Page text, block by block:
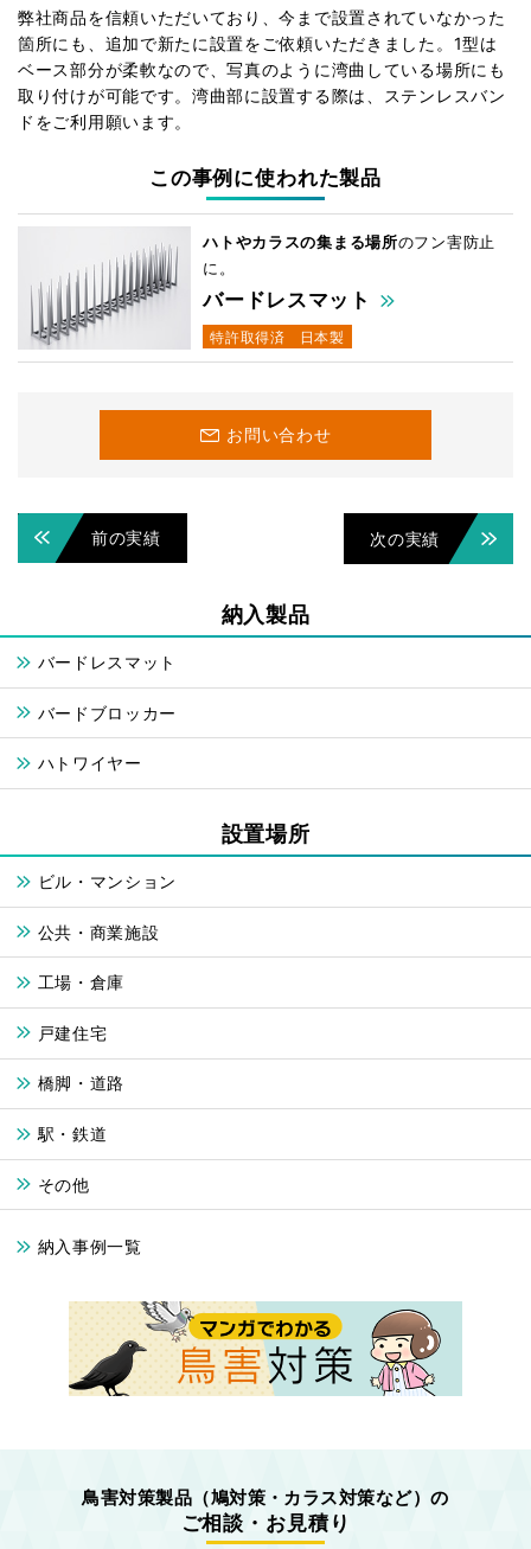
弊社商品を信頼いただいており、今まで設置されていなかった
箇所にも、追加で新たに設置をご依頼いただきました。1型は
ベース部分が柔軟なので、写真のように湾曲している場所にも
取り付けが可能です。湾曲部に設置する際は、ステンレスバン
ドをご利用願います。
この事例に使われた製品
ハトやカラスの集まる場所のフン害防止
に。
バードレスマット
特許取得済 日本製
お問い合わせ
前の実績 次の実績
納入製品
バードレスマット
バードブロッカー
ハトワイヤー
設置場所
ビル・マンション
公共・商業施設
工場・倉庫
戸建住宅
橋脚・道路
駅・鉄道
その他
納入事例一覧
鳥害対策製品 （鳩対策・カラス対策など）の
ご相談・お見積り